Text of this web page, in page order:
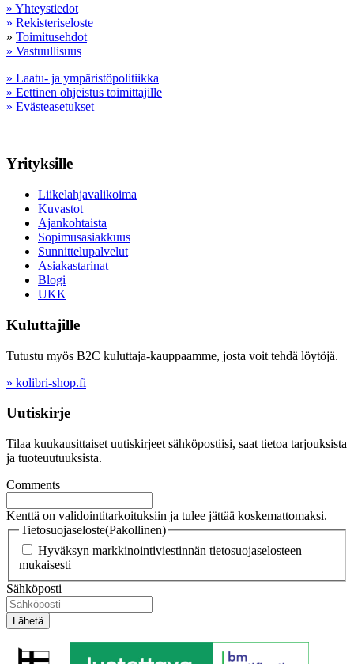
» Yhteystiedot
» Rekisteriseloste
» Toimitusehdot
» Vastuullisuus
» Laatu- ja ympäristöpolitiikka
» Eettinen ohjeistus toimittajille
» Evästeasetukset
Yrityksille
Liikelahjavalikoima
Kuvastot
Ajankohtaista
Sopimusasiakkuus
Sunnittelupalvelut
Asiakastarinat
Blogi
UKK
Kuluttajille
Tutustu myös B2C kuluttaja-kauppaamme, josta voit tehdä löytöjä.
» kolibri-shop.fi
Uutiskirje
Tilaa kuukausittaiset uutiskirjeet sähköpostiisi, saat tietoa tarjouksista
ja tuoteuutuuksista.
Comments
Kenttä on validointitarkoituksiin ja tulee jättää koskemattomaksi.
Tietosuojaseloste(Pakollinen)
Hyväksyn markkinointiviestinnän tietosuojaselosteen
mukaisesti
Sähköposti